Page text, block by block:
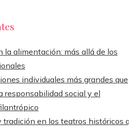
la alimentación: más allá de los
individuales más grandes que
responsabilidad social y el
tradición en los teatros históricos